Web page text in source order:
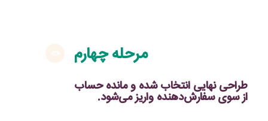
مرحله چهارم
طراحی نهایی انتخاب شده و مانده حساب
از سوی سفارش‌دهنده واریز می‌شود.